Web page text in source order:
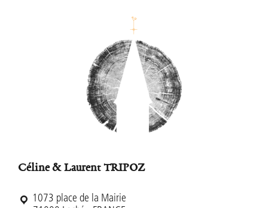
Céline & Laurent TRIPOZ
1073 place de la Mairie